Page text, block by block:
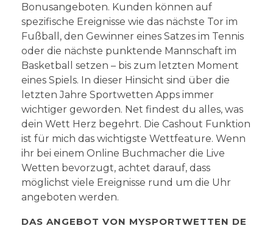
Bonusangeboten. Kunden können auf
spezifische Ereignisse wie das nächste Tor im
Fußball, den Gewinner eines Satzes im Tennis
oder die nächste punktende Mannschaft im
Basketball setzen – bis zum letzten Moment
eines Spiels. In dieser Hinsicht sind über die
letzten Jahre Sportwetten Apps immer
wichtiger geworden. Net findest du alles, was
dein Wett Herz begehrt. Die Cashout Funktion
ist für mich das wichtigste Wettfeature. Wenn
ihr bei einem Online Buchmacher die Live
Wetten bevorzugt, achtet darauf, dass
möglichst viele Ereignisse rund um die Uhr
angeboten werden.
DAS ANGEBOT VON MYSPORTWETTEN DE